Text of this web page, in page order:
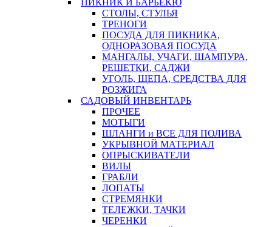
ПИКНИК И БАРБЕКЮ
СТОЛЫ, СТУЛЬЯ
ТРЕНОГИ
ПОСУДА ДЛЯ ПИКНИКА,
ОДНОРАЗОВАЯ ПОСУДА
МАНГАЛЫ, УЧАГИ, ШАМПУРА,
РЕШЕТКИ, САДЖИ
УГОЛЬ, ЩЕПА, СРЕДСТВА ДЛЯ
РОЗЖИГА
САДОВЫЙ ИНВЕНТАРЬ
ПРОЧЕЕ
МОТЫГИ
ШЛАНГИ и ВСЕ ДЛЯ ПОЛИВА
УКРЫВНОЙ МАТЕРИАЛ
ОПРЫСКИВАТЕЛИ
ВИЛЫ
ГРАБЛИ
ЛОПАТЫ
СТРЕМЯНКИ
ТЕЛЕЖКИ, ТАЧКИ
ЧЕРЕНКИ